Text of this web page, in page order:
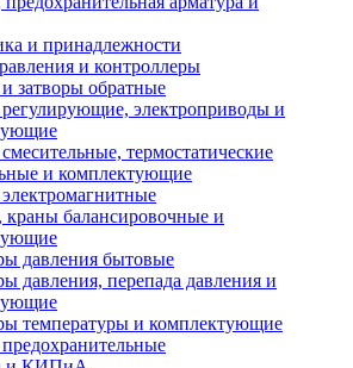
и принадлежности
и контроллеры
затворы обратные
электроприводы и
термостатические
и комплектующие
балансировочные и
давления бытовые
давления, перепада давления и
температуры и комплектующие